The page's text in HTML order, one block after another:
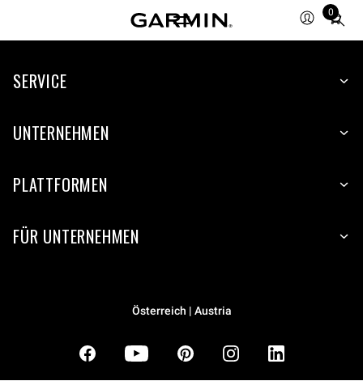
0
Total
items
cart:
SERVICE
UNTERNEHMEN
PLATTFORMEN
FÜR UNTERNEHMEN
Österreich | Austria